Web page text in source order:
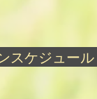
スケジュール